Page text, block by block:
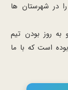
در شهرستان ها
به روز بودن تیم
است که با ما